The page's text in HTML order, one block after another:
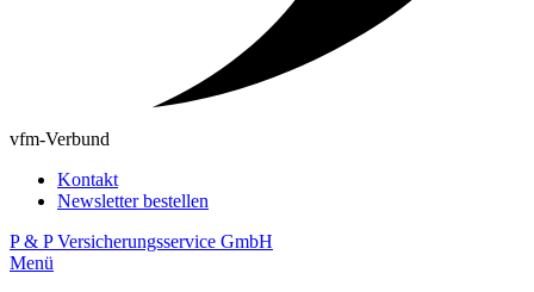
vfm-Verbund
Kontakt
Newsletter bestellen
P & P Versicherungsservice GmbH
Menü